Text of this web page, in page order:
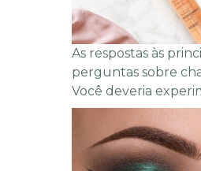
As respostas às
perguntas sobre
Você deveria